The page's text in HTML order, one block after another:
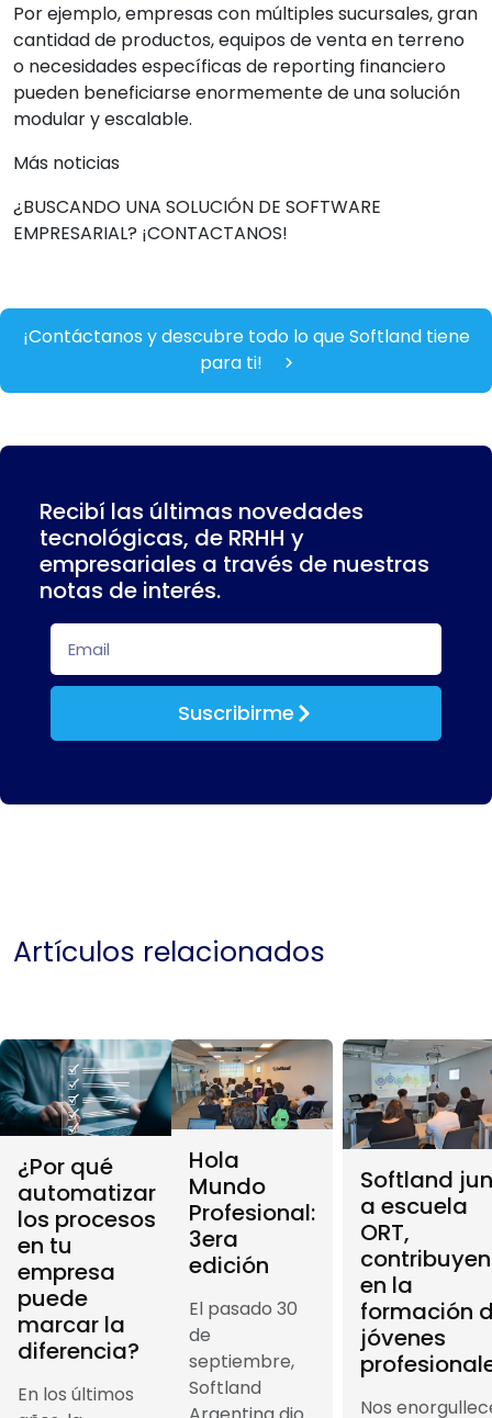
Por ejemplo, empresas con múltiples sucursales, gran
cantidad de productos, equipos de venta en terreno
o necesidades específicas de reporting financiero
pueden beneficiarse enormemente de una solución
modular y escalable.
Más noticias
¿BUSCANDO UNA SOLUCIÓN DE SOFTWARE
EMPRESARIAL? ¡CONTACTANOS!
¡Contáctanos y descubre todo lo que Softland tiene
para ti!
Recibí las últimas novedades
tecnológicas, de RRHH y
empresariales a través de nuestras
notas de interés.
Suscribirme
Artículos relacionados
¿Por qué
automatizar
los procesos
en tu
empresa
puede
marcar la
diferencia?
En los últimos
Hola
Mundo
Profesional:
3era
edición
El pasado 30
de
septiembre,
Softland
Softland
a escuela
ORT,
en la
formación
jóvenes
Nos